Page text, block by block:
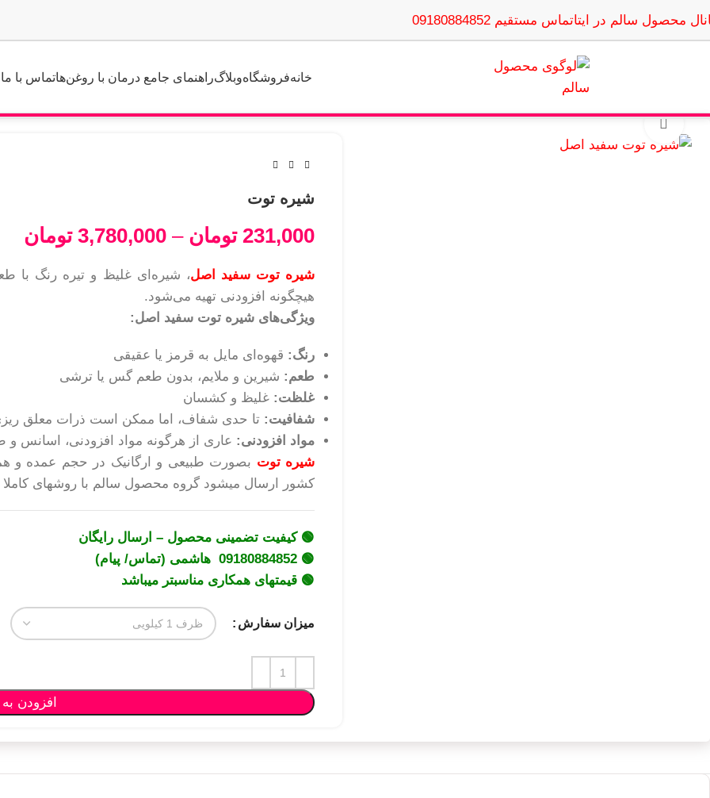
محصول سالم در ایتاتماس مستقیم 09180884852
خانهفروشگاهوبلاگراهنمای جامع درمان با روغن‌هاتماس با ما
شیره توت
231,000 تومان –
3,780,000 تومان
شیره توت سفید اصل، شیره‌ای غلیظ و تیره رنگ با
هیچگونه افزودنی تهیه می‌شود.
ویژگی‌های شیره توت سفید اصل:
رنگ: قهوه‌ای مایل به قرمز یا عقیقی
طعم: شیرین و ملایم، بدون طعم گس یا ترشی
غلظت: غلیظ و کشسان
شفافیت: تا حدی شفاف، اما ممکن است ذرات معلق
مواد افزودنی: عاری از هرگونه مواد افزودنی، اسانس
شیره توت بصورت طبیعی و ارگانیک در حجم عمده و
کشور ارسال میشود گروه محصول سالم با روشهای کاملا
🟢 کیفیت تضمینی محصول – ارسال رایگان
🟢 09180884852 هاشمی (تماس/ پیام)
🟢 قیمتهای همکاری مناسبتر میباشد
میزان سفارش
افزودن